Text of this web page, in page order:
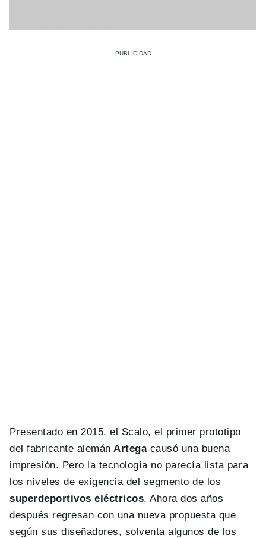
Presentado en 2015, el Scalo, el primer prototipo
del fabricante alemán Artegacausó una buena
impresión. Pero la tecnología no parecía lista para
los niveles de exigencia del segmento de los
superdeportivos eléctricos. Ahora dos años
después regresan con una nueva propuesta que
según sus diseñadores, solventa algunos de los